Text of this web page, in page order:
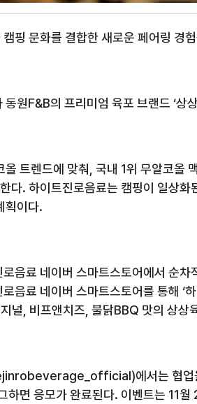
핑 문화를 결합한 새로운 페어링 경
원F&B의 프리미엄 육포 브랜드 ‘상
트렌드에 맞춰, 국내 1위 무알코올
다. 하이트진로음료는 캠핑이 일상
획이다.
음료 네이버 스마트스토어에서 순
음료 네이버 스마트스토어를 통해
널, 비프앤치즈, 불닭BBQ 맛의 상상
에서는 협업
하면 응모가 완료된다. 이벤트는 11